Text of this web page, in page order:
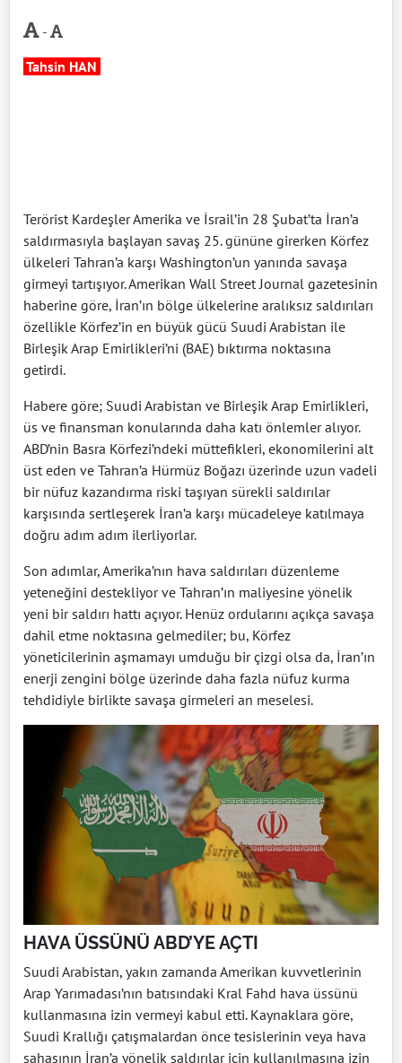
-
Tahsin HAN
Terörist Kardeşler Amerika ve İsrail’in 28 Şubat’ta İran’a
saldırmasıyla başlayan savaş 25. gününe girerken Körfez
ülkeleri Tahran’a karşı Washington’un yanında savaşa
girmeyi tartışıyor. Amerikan Wall Street Journal gazetesinin
haberine göre, İran’ın bölge ülkelerine aralıksız saldırıları
özellikle Körfez’in en büyük gücü Suudi Arabistan ile
Birleşik Arap Emirlikleri’ni (BAE) bıktırma noktasına
getirdi.
Habere göre; Suudi Arabistan ve Birleşik Arap Emirlikleri,
üs ve finansman konularında daha katı önlemler alıyor.
ABD’nin Basra Körfezi’ndeki müttefikleri, ekonomilerini alt
üst eden ve Tahran’a Hürmüz Boğazı üzerinde uzun vadeli
bir nüfuz kazandırma riski taşıyan sürekli saldırılar
karşısında sertleşerek İran’a karşı mücadeleye katılmaya
doğru adım adım ilerliyorlar.
Son adımlar, Amerika’nın hava saldırıları düzenleme
yeteneğini destekliyor ve Tahran’ın maliyesine yönelik
yeni bir saldırı hattı açıyor. Henüz ordularını açıkça savaşa
dahil etme noktasına gelmediler; bu, Körfez
yöneticilerinin aşmamayı umduğu bir çizgi olsa da, İran’ın
enerji zengini bölge üzerinde daha fazla nüfuz kurma
tehdidiyle birlikte savaşa girmeleri an meselesi.
HAVA ÜSSÜNÜ ABD’YE AÇTI
Suudi Arabistan, yakın zamanda Amerikan kuvvetlerinin
Arap Yarımadası’nın batısındaki Kral Fahd hava üssünü
kullanmasına izin vermeyi kabul etti. Kaynaklara göre,
Suudi Krallığı çatışmalardan önce tesislerinin veya hava
sahasının İran’a yönelik saldırılar için kullanılmasına izin